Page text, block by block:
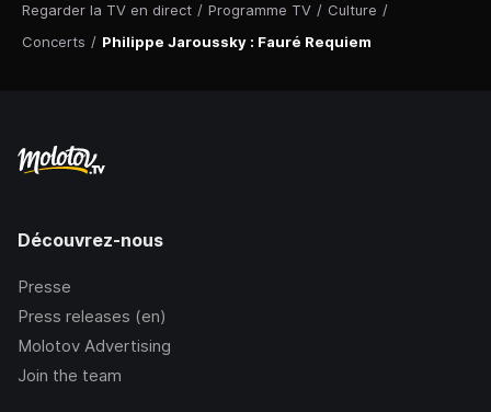
Regarder la TV en direct / Programme TV / Culture /
Concerts / Philippe Jaroussky : Fauré Requiem
Découvrez-nous
Presse
Press releases (en)
Molotov Advertising
Join the team